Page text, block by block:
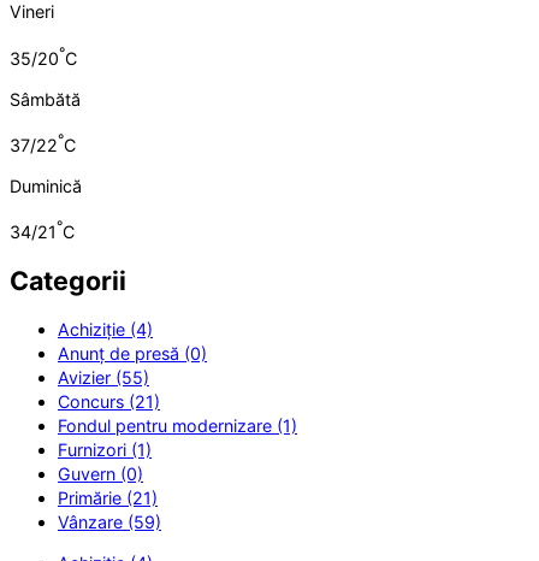
Vineri
35/20°C
Sâmbătă
37/22°C
Duminică
34/21°C
Categorii
Achiziție (4)
Anunț de presă (0)
Avizier (55)
Concurs (21)
Fondul pentru modernizare (1)
Furnizori (1)
Guvern (0)
Primărie (21)
Vânzare (59)